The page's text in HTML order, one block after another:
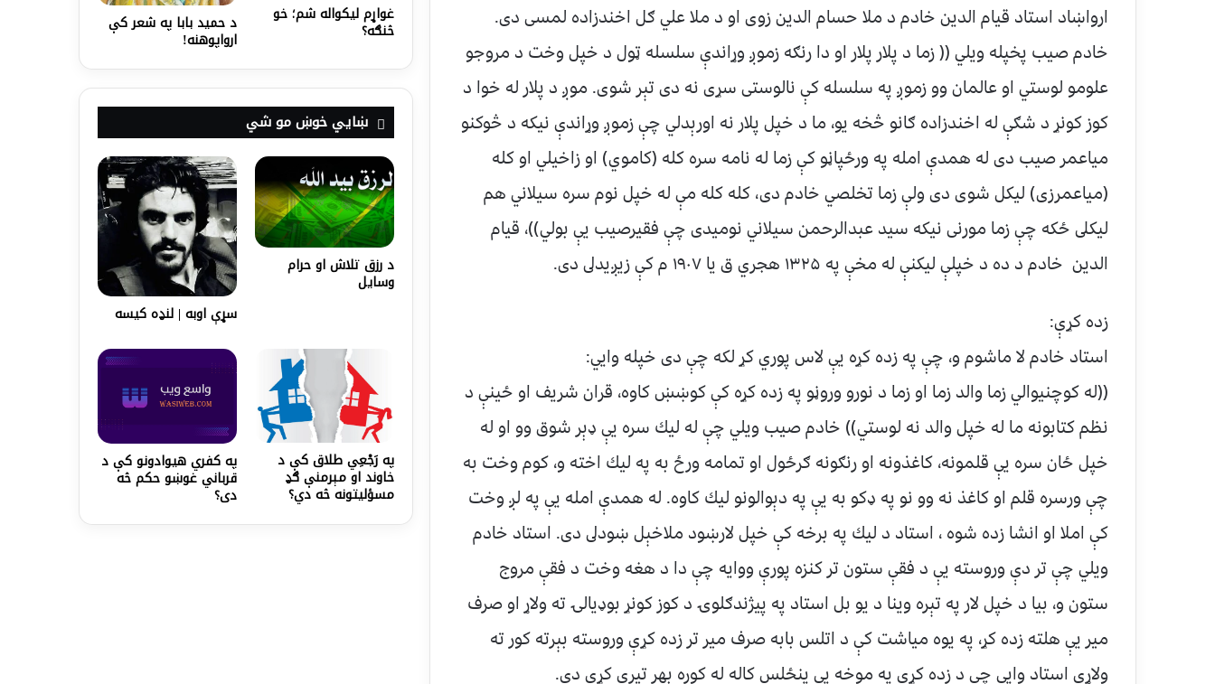
ارواښاد استاد قيام الدين خادم د ملا حسام الدين زوى او د ملا علي ګل اخندزاده لمسى دى.
خادم صيب پخپله ويلي (( زما د پلار پلار او دا رنګه زموږ وړاندې سلسله ټول د خپل وخت د مروجو
علومو لوستي او عالمان وو زموږ په سلسله كې نالوستى سړى نه دى تېر شوى. موږ د پلار له خوا د
كوز كونړ د شګې له اخندزاده ګانو څخه يو، ما د خپل پلار نه اورېدلي چې زموږ وړاندې نيكه د څوكنو
مياعمر صيب دى له همدې امله په ورځپاڼو كې زما له نامه سره كله (كاموي) او زاخيلي او كله
(مياعمرزى) ليكل شوى دى ولې زما تخلصي خادم دى، كله كله مې له خپل نوم سره سيلاني هم
ليكلى ځكه چې زما مورنى نيكه سيد عبدالرحمن سيلاني نوميدى چې فقيرصيب يې بولي))، قيام
الدين خادم د ده د خپلې ليكنې له مخې په ۱۳۲۵ هجري ق يا ۱۹۰۷ م كې زيږيدلى دى.
زده كړې:
استاد خادم لا ماشوم و، چې په زده كړه يې لاس پوري كړ لكه چې دى خپله وايي:
((له كوچنيوالي زما والد زما او زما د نورو وروڼو په زده كړه كې كوښښ كاوه، قران شريف او ځينې د
نظم كتابونه ما له خپل والد نه لوستي)) خادم صيب ويلي چې له ليك سره يې ډېر شوق وو او له
خپل ځان سره يې قلمونه، كاغذونه او رنګونه ګرځول او تمامه ورځ به په ليك اخته و، كوم وخت به
چې ورسره قلم او كاغذ نه وو نو په ډكو به يې په دېوالونو ليك كاوه. له همدې امله يې په لږ وخت
كې املا او انشا زده شوه ، استاد د ليك په برخه كې خپل لارښود ملاخېل ښودلى دى. استاد خادم
ويلي چې تر دې وروسته يې د فقې ستون تر كنزه پورې ووايه چې دا د هغه وخت د فقې مروج
ستون و، بيا د خپل لار په تېره وينا د يو بل استاد په پيژندګلوۍ د كوز كونړ بوډيالۍ ته ولاړ او صرف
مير يې هلته زده كړ، په يوه مياشت كې د اتلس بابه صرف مير تر زده كړې وروسته بېرته كور ته
ولاړى استاد وايي چې د زده كړې په موخه يې پنځلس كاله له كوره بهر تيرې كړي دي.
غواړم لیکواله شم؛ خو
څنګه؟ د حمید بابا په شعر کې
ارواپوهنه!
ښايي خوښ مو شي
د رزق تلاش او حرام
وسایل
سړې اوبه | لنډه کیسه
په رَجْعِي طلاق کې د
خاوند او مېرمنې ګډ
مسؤلیتونه څه دي؟
په کفري هیوادونو کې د
قرباني غوښو حکم‎ څه
دی؟